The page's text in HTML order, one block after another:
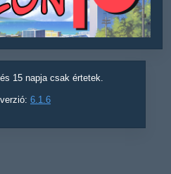
15 napja csak értetek.
6.1.6